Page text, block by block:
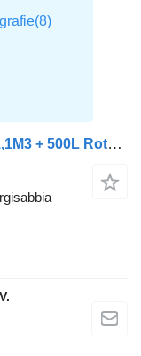
Nido STRATOS B11K-24 PCXN350 1,1M3 + 500L Rotopower Salzstreuer Salt